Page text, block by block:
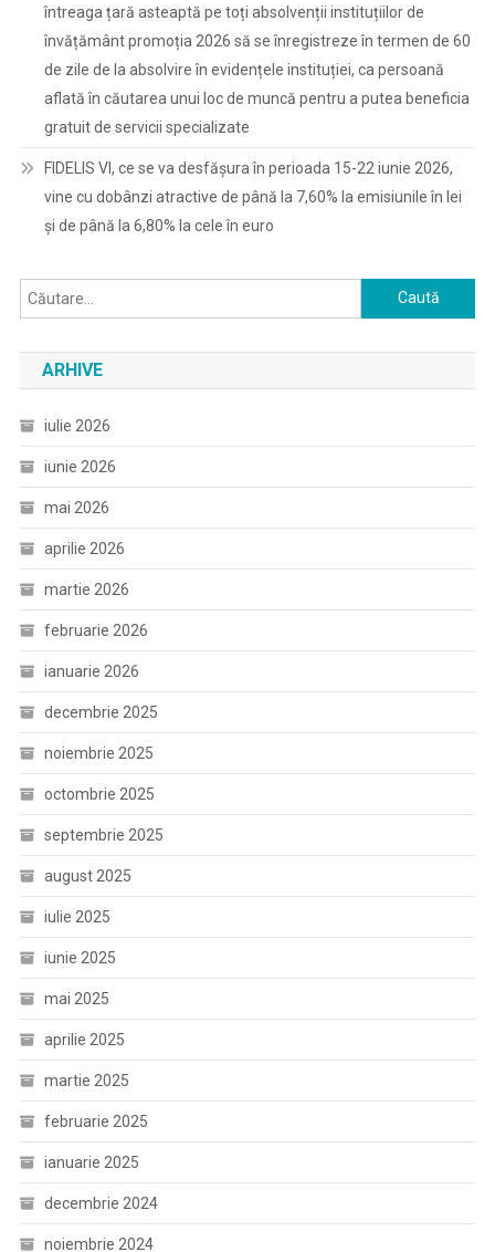
întreaga țară asteaptă pe toți absolvenții instituțiilor de
învățământ promoția 2026 să se înregistreze în termen de 60
de zile de la absolvire în evidențele instituției, ca persoană
aflată în căutarea unui loc de muncă pentru a putea beneficia
gratuit de servicii specializate
FIDELIS VI, ce se va desfășura în perioada 15-22 iunie 2026,
vine cu dobânzi atractive de până la 7,60% la emisiunile în lei
și de până la 6,80% la cele în euro
Caută
după:
ARHIVE
iulie 2026
iunie 2026
mai 2026
aprilie 2026
martie 2026
februarie 2026
ianuarie 2026
decembrie 2025
noiembrie 2025
octombrie 2025
septembrie 2025
august 2025
iulie 2025
iunie 2025
mai 2025
aprilie 2025
martie 2025
februarie 2025
ianuarie 2025
decembrie 2024
noiembrie 2024